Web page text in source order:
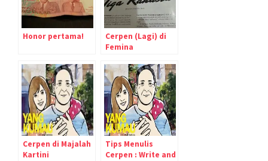
Honor pertama!
Cerpen (Lagi) di
Femina
Cerpen di Majalah
Kartini
Tips Menulis
Cerpen : Write and